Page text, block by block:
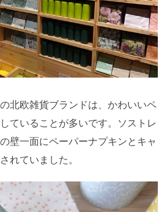
北欧雑貨ブランドは、かわいいペ
ていることが多いです。ソストレ
壁一面にペーパーナプキンとキャ
れていました。